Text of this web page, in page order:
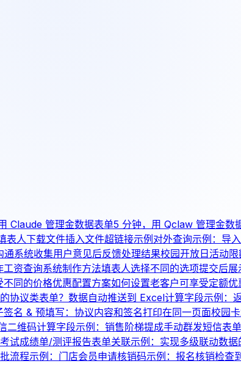
Claude 管理金数据表单5 分钟，用 Qclaw 管理金数
表人下载文件插入文件超链接示例 对外查询示例：导
通系统收集用户意见后反馈处理结果校园开放日活动
工资查询系统制作方法填表人选择不同的选项提交后
不同的价格优惠配置方案如何设置老客户可享受定额优
协议类表单？ 数据自动推送到 Excel计算字段示例：
签名 & 预填写：协议内容和签名打印在同一页面校园
二维码计算字段示例：销售阶梯提成手动群发短信表
试成绩单/测评报告表单关联示例：实现多级联动数据
流程示例：门店会员申请核销码示例：报名核销检查